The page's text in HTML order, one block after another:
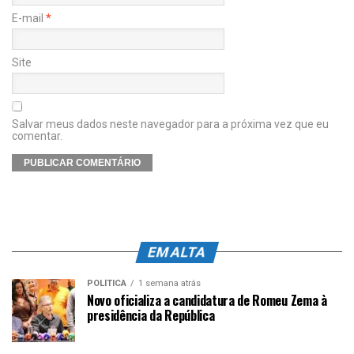
E-mail *
Site
Salvar meus dados neste navegador para a próxima vez que eu
comentar.
EM ALTA
POLÍTICA 1 semana atrás
Novo oficializa a candidatura de Romeu Zema à
presidência da República